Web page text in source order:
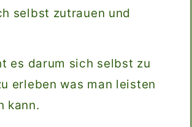
selbst zutrauen und
es darum sich selbst zu
erleben was man leisten
kann.